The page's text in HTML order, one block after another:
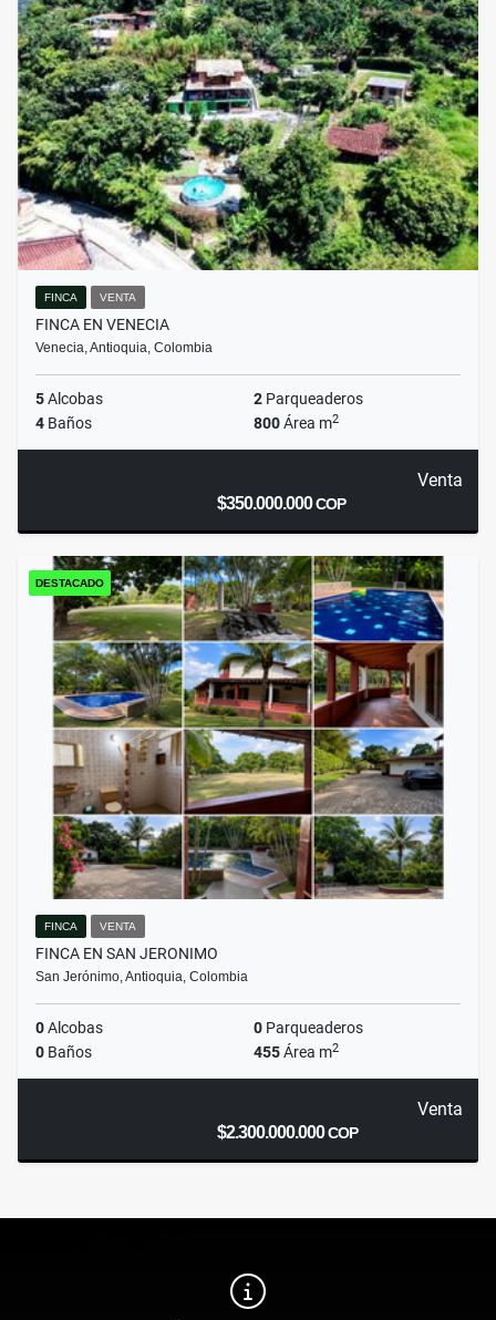
FINCA VENTA
FINCA EN VENECIA
Venecia, Antioquia, Colombia
5Alcobas 2 Parqueaderos
4 Baños 800Área m2
Venta
$350.000.000COP
DESTACADO
FINCA VENTA
FINCA EN SAN JERONIMO
San Jerónimo, Antioquia, Colombia
0Alcobas 0 Parqueaderos
0 Baños 455Área m2
Venta
$2.300.000.000COP